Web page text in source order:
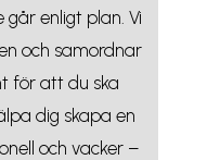
enligt plan. Vi
och samordnar
för att du ska
dig skapa en
och vacker –